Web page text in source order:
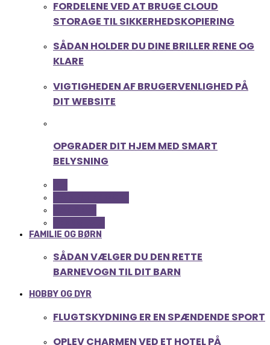
FORDELENE VED AT BRUGE CLOUD
STORAGE TIL SIKKERHEDSKOPIERING
SÅDAN HOLDER DU DINE BRILLER RENE OG
KLARE
VIGTIGHEDEN AF BRUGERVENLIGHED PÅ
DIT WEBSITE
OPGRADER DIT HJEM MED SMART
BELYSNING
FAMILIE OG BØRN
SÅDAN VÆLGER DU DEN RETTE
BARNEVOGN TIL DIT BARN
HOBBY OG DYR
FLUGTSKYDNING ER EN SPÆNDENDE SPORT
OPLEV CHARMEN VED ET HOTEL PÅ